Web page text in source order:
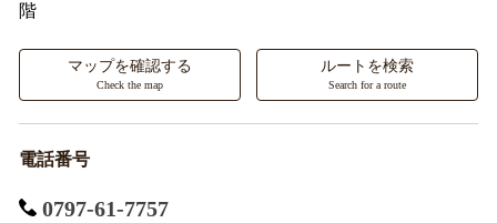
階
マップを確認する
Check the map
ルートを検索
Search for a route
電話番号
0797-61-7757